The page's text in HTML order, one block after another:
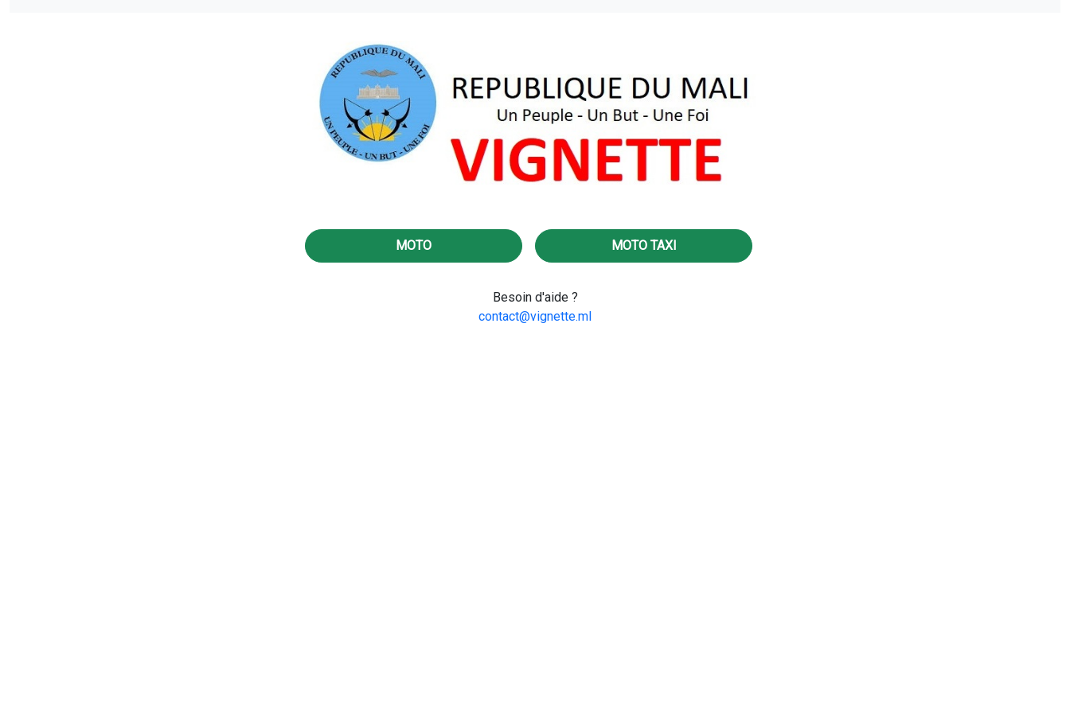
MOTO MOTO TAXI
Besoin d'aide ?
contact@vignette.ml